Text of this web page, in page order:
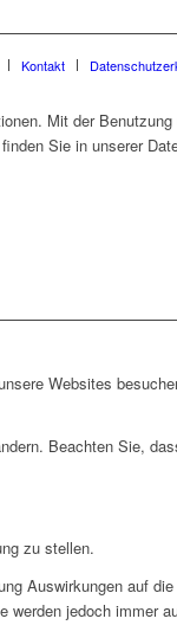
Kontakt
Mit der
Sie in unserer
Websites
Beachten Sie,
zu stellen.
Auswirkungen auf
jedoch immer